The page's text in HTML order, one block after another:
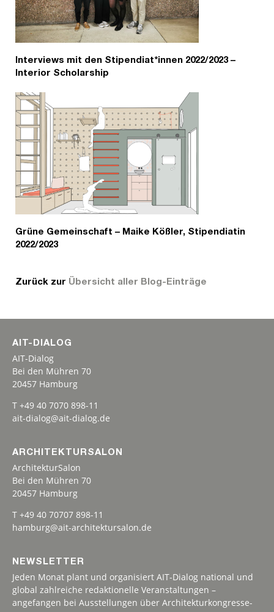
Interviews mit den Stipendiat*innen 2022/2023 –
Interior Scholarship
Grüne Gemeinschaft – Maike Kößler, Stipendiatin
2022/2023
Zurück zur Übersicht aller Blog-Einträge
AIT-DIALOG
AIT-Dialog
Bei den Mühren 70
20457 Hamburg
T +49 40 7070 898-11
ait-dialog@ait-dialog.de
ARCHITEKTURSALON
ArchitekturSalon
Bei den Mühren 70
20457 Hamburg
T +49 40 70707 898-11
hamburg@ait-architektursalon.de
NEWSLETTER
Jeden Monat plant und organisiert AIT-Dialog national und
global zahlreiche redaktionelle Veranstaltungen –
angefangen bei Ausstellungen über Architekturkongresse-